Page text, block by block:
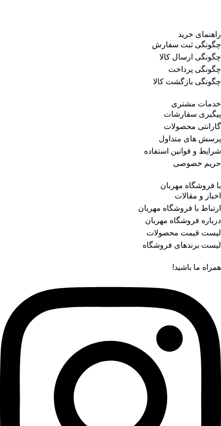
راهنمای خرید
چگونگی ثبت سفارش
چگونگی ارسال کالا
چگونگی پرداخت
چگونگی بازگشت کالا
خدمات مشتری
پیگیری سفارشات
گارانتی محصولات
پرسش های متداول
شرایط و قوانین استفاده
حریم خصوصی
با فروشگاه مهربان
اخبار و مقالات
ارتباط با فروشگاه مهربان
درباره فروشگاه مهربان
لیست قیمت محصولات
لیست برندهای فروشگاه
همراه ما باشید!